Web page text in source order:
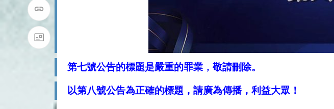
第七號公告的標題是嚴重的罪業，敬請刪除。
以第八號公告為正確的標題，請廣為傳播，利益大眾！